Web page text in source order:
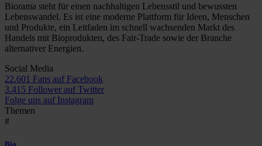
Biorama steht für einen nachhaltigen Lebensstil und bewussten
Lebenswandel. Es ist eine moderne Plattform für Ideen, Menschen
und Produkte, ein Leitfaden im schnell wachsenden Markt des
Handels mit Bioprodukten, des Fair-Trade sowie der Branche
alternativer Energien.
Social Media
22.601 Fans auf Facebook
3.415 Follower auf Twitter
Folge uns auf Instagram
Themen
#
Bio